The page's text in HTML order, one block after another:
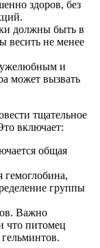
здоров, без
должны быть в
весить не менее
и
может вызвать
тщательное
включает:
общая
группы
Важно
что питомец